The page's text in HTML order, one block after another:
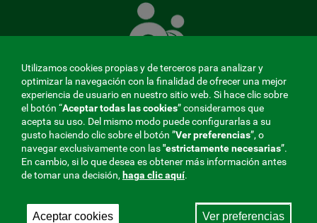
Mutua
que
ti
MENÚ
REDES
SOCIALES
V20
Utilizamos cookies propias y de terceros para analizar y
optimizar la navegación con la finalidad de ofrecer una mejor
experiencia de usuario en nuestro sitio web. Si hace clic sobre
el botón “Aceptar todas las cookies” consideramos que
acepta su uso. Del mismo modo puede configurarlas a su
gusto haciendo clic sobre el botón ”Ver preferencias”, o
navegar exclusivamente con las"estrictamentenecesarias”.
En cambio, si lo que desea es obtener más información antes
de tomar una decisión, haga clic aquí.
Aceptar cookies Ver preferencias